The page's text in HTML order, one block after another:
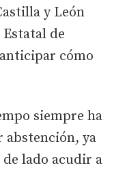
y León
de
cómo
siempre ha
abstención, ya
lado acudir a